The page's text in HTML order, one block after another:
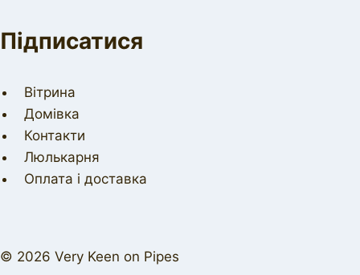
Підписатися
Вітрина
Домівка
Контакти
Люлькарня
Оплата і доставка
© 2026 Very Keen on Pipes